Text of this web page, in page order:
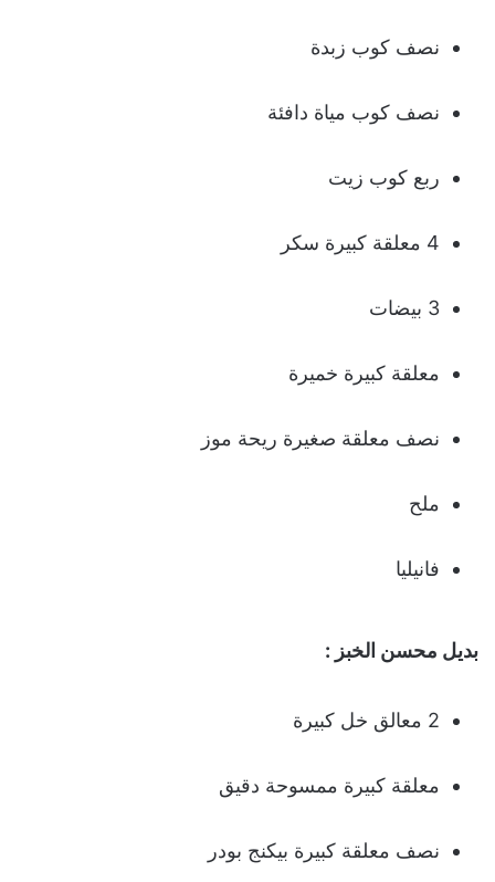
نصف كوب زبدة
نصف كوب مياة دافئة
ربع كوب زيت
4 معلقة كبيرة سكر
3 بيضات
معلقة كبيرة خميرة
نصف معلقة صغيرة ريحة موز
ملح
فانيليا
بديل محسن الخبز :
2 معالق خل كبيرة
معلقة كبيرة ممسوحة دقيق
نصف معلقة كبيرة بيكنج بودر